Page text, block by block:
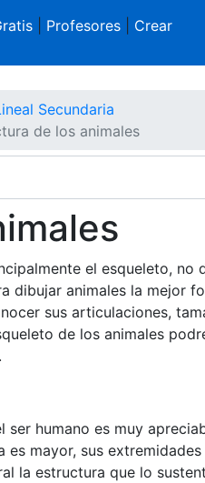
| Profesores| Crear
Secundaria
de los animales
el esqueleto, no
dibujar animales la mejor
sus articulaciones,
de los animales
humano es muy
mayor, sus
la estructura que lo